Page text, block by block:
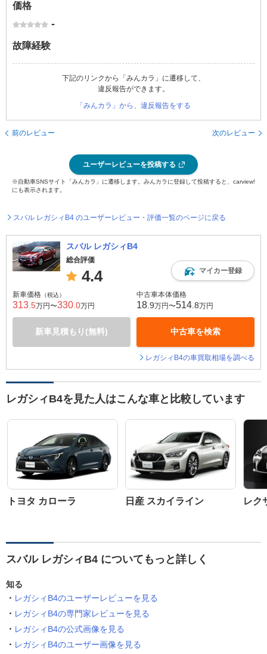
価格
-
故障経験
下記のリンクから「みんカラ」に遷移して、
違反報告ができます。
「みんカラ」から、違反報告をする
前のレビュー 次のレビュー
ユーザーレビューを投稿する
※自動車SNSサイト「みんカラ」に遷移します。みんカラに登録して投稿すると、carview!
にも表示されます。
スバル レガシィB4 のユーザーレビュー・評価一覧のページに戻る
スバル レガシィB4
総合評価
4.4 マイカー登録
新車価格 （税込）
313 .5万円〜330 .0万円
新車見積もり(無料)
中古車本体価格
18 .9万円〜514 .8万円
中古車を検索
レガシィB4の車買取相場を調べる
レガシィB4を見た人はこんな車と比較しています
トヨタ カローラ 日産 スカイライン レク
スバル レガシィB4 についてもっと詳しく
知る
レガシィB4のユーザーレビューを見る
レガシィB4の専門家レビューを見る
レガシィB4の公式画像を見る
レガシィB4のユーザー画像を見る